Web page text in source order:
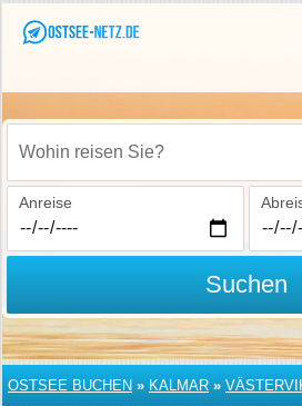
Wohin reisen Sie?
Anreise
Suchen
OSTSEE BUCHEN » KALMAR »